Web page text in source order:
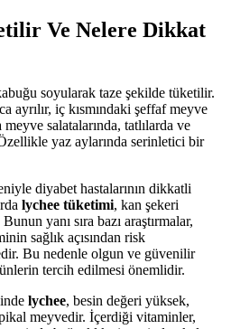
Ve Nelere Dikkat
soyularak taze şekilde tüketilir.
ayrılır, iç kısmındaki şeffaf meyve
salatalarında, tatlılarda ve
yaz aylarında serinletici bir
diyabet hastalarının dikkatli
lychee tüketimi, kan şekeri
yanı sıra bazı araştırmalar,
sağlık açısından risk
Bu nedenle olgun ve güvenilir
tercih edilmesi önemlidir.
lychee, besin değeri yüksek,
meyvedir. İçerdiği vitaminler,